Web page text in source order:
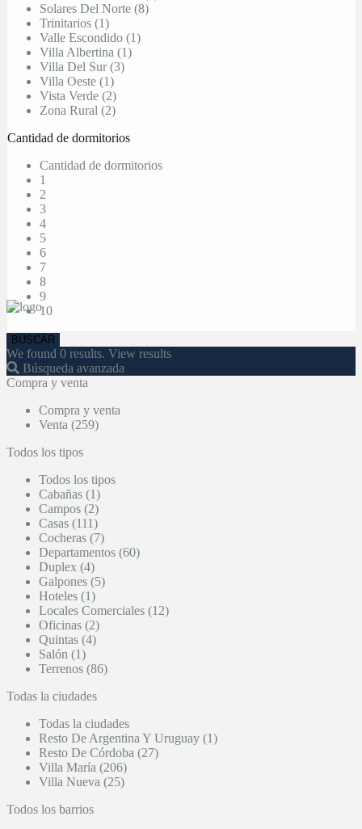
Solares Del Norte (8)
Trinitarios (1)
Valle Escondido (1)
Villa Albertina (1)
Villa Del Sur (3)
Villa Oeste (1)
Vista Verde (2)
Zona Rural (2)
Cantidad de dormitorios
Cantidad de dormitorios
1
2
3
4
5
6
7
8
9
10
We found 0 results. View results
Búsqueda avanzada
Compra y venta
Compra y venta
Venta (259)
Todos los tipos
Todos los tipos
Cabañas (1)
Campos (2)
Casas (111)
Cocheras (7)
Departamentos (60)
Duplex (4)
Galpones (5)
Hoteles (1)
Locales Comerciales (12)
Oficinas (2)
Quintas (4)
Salón (1)
Terrenos (86)
Todas la ciudades
Todas la ciudades
Resto De Argentina Y Uruguay (1)
Resto De Córdoba (27)
Villa María (206)
Villa Nueva (25)
Todos los barrios